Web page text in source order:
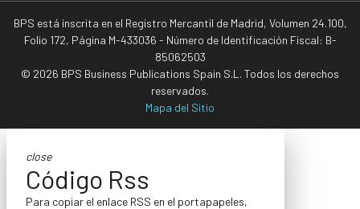
BPS está inscrita en el Registro Mercantil de Madrid, Volumen 24.100,
Folio 172, Página M-433036 - Número de Identificación Fiscal: B-
85062503
© 2026 BPS Business Publications Spain S.L. Todos los derechos
reservados.
Mapa del Sitio
close
Código Rss
Para copiar el enlace RSS en el portapapeles,